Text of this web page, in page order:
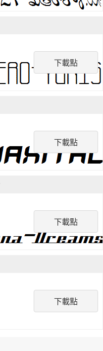
下載點
下載點
下載點
下載點